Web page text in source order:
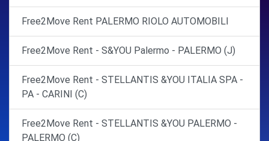
Free2Move Rent PALERMO RIOLO AUTOMOBILI
Free2Move Rent - S&YOU Palermo - PALERMO (J)
Free2Move Rent - STELLANTIS &YOU ITALIA SPA -
PA - CARINI (C)
Free2Move Rent - STELLANTIS &YOU PALERMO -
PALERMO (C)